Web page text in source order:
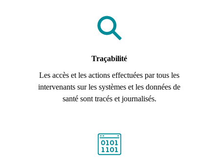
Traçabilité
Les accès et les actions effectuées par tous les
intervenants sur les systèmes et les données de
santé sont tracés et journalisés.